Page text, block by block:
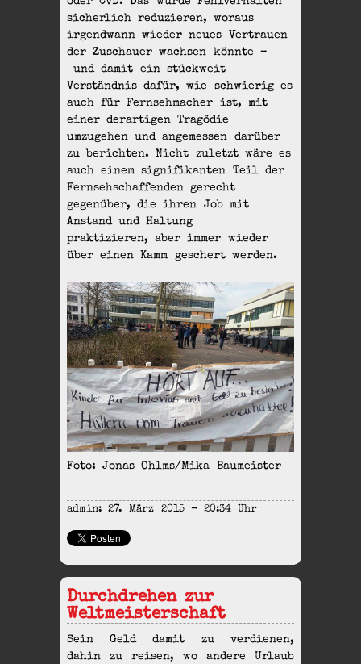
sicherlich reduzieren, woraus
irgendwann wieder neues Vertrauen
der Zuschauer wachsen könnte –
und damit ein stückweit
Verständnis dafür, wie schwierig es
auch für Fernsehmacher ist, mit
einer derartigen Tragödie
umzugehen und angemessen darüber
zu berichten. Nicht zuletzt wäre es
auch einem signifikanten Teil der
Fernsehschaffenden gerecht
gegenüber, die ihren Job mit
Anstand und Haltung
praktizieren, aber immer wieder
über einen Kamm geschert werden.
Foto: Jonas Ohlms/Mika Baumeister
admin: 27. März 2015 - 20:34 Uhr
Durchdrehen zur
Weltmeisterschaft
Sein Geld damit zu verdienen,
dahin zu reisen, wo andere Urlaub